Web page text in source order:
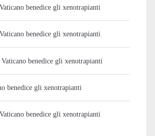
benedice gli xenotrapianti
benedice gli xenotrapianti
benedice gli xenotrapianti
benedice gli xenotrapianti
benedice gli xenotrapianti